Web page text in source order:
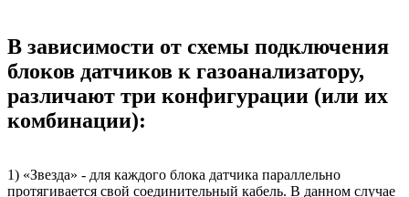
В зависимости от схемы подключения
блоков датчиков к газоанализатору,
различают три конфигурации (или их
комбинации):
1) «Звезда» - для каждого блока датчика параллельно
протягивается свой соединительный кабель. В данном случае